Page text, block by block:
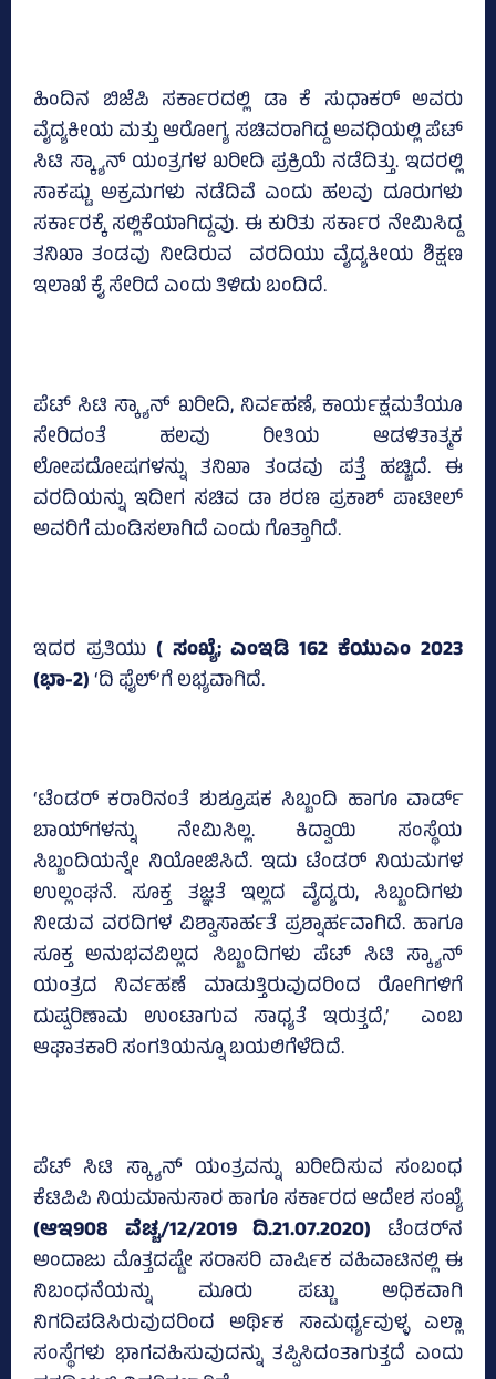
ಹಿಂದಿನ ಬಿಜೆಪಿ ಸರ್ಕಾರದಲ್ಲಿ ಡಾ ಕೆ ಸುಧಾಕರ್‌ ಅವರು
ವೈದ್ಯಕೀಯ ಮತ್ತು ಆರೋಗ್ಯ ಸಚಿವರಾಗಿದ್ದ ಅವಧಿಯಲ್ಲಿ ಪೆಟ್‌
ಸಿಟಿ ಸ್ಕ್ಯಾನ್‌ ಯಂತ್ರಗಳ ಖರೀದಿ ಪ್ರಕ್ರಿಯೆ ನಡೆದಿತ್ತು. ಇದರಲ್ಲಿ
ಸಾಕಷ್ಟು ಅಕ್ರಮಗಳು ನಡೆದಿವೆ ಎಂದು ಹಲವು ದೂರುಗಳು
ಸರ್ಕಾರಕ್ಕೆ ಸಲ್ಲಿಕೆಯಾಗಿದ್ದವು. ಈ ಕುರಿತು ಸರ್ಕಾರ ನೇಮಿಸಿದ್ದ
ತನಿಖಾ ತಂಡವು ನೀಡಿರುವ ವರದಿಯು ವೈದ್ಯಕೀಯ ಶಿಕ್ಷಣ
ಇಲಾಖೆ ಕೈ ಸೇರಿದೆ ಎಂದು ತಿಳಿದು ಬಂದಿದೆ.
ಪೆಟ್‌ ಸಿಟಿ ಸ್ಕ್ಯಾನ್‌ ಖರೀದಿ, ನಿರ್ವಹಣೆ, ಕಾರ್ಯಕ್ಷಮತೆಯೂ
ಸೇರಿದಂತೆ ಹಲವು ರೀತಿಯ ಆಡಳಿತಾತ್ಮಕ
ಲೋಪದೋಷಗಳನ್ನು ತನಿಖಾ ತಂಡವು ಪತ್ತೆ ಹಚ್ಚಿದೆ. ಈ
ವರದಿಯನ್ನು ಇದೀಗ ಸಚಿವ ಡಾ ಶರಣ ಪ್ರಕಾಶ್ ಪಾಟೀಲ್‌
ಅವರಿಗೆ ಮಂಡಿಸಲಾಗಿದೆ ಎಂದು ಗೊತ್ತಾಗಿದೆ.
ಇದರ ಪ್ರತಿಯು ( ಸಂಖ್ಯೆ; ಎಂಇಡಿ 162 ಕೆಯುಎಂ 2023
(ಭಾ-2)‘ದಿ ಫೈಲ್‌’ಗೆ ಲಭ್ಯವಾಗಿದೆ.
‘ಟೆಂಡರ್‌ ಕರಾರಿನಂತೆ ಶುಶ್ರೂಷಕ ಸಿಬ್ಬಂದಿ ಹಾಗೂ ವಾರ್ಡ್‌
ಬಾಯ್‌ಗಳನ್ನು ನೇಮಿಸಿಲ್ಲ. ಕಿದ್ವಾಯಿ ಸಂಸ್ಥೆಯ
ಸಿಬ್ಬಂದಿಯನ್ನೇ ನಿಯೋಜಿಸಿದೆ. ಇದು ಟೆಂಡರ್‌ ನಿಯಮಗಳ
ಉಲ್ಲಂಘನೆ. ಸೂಕ್ತ ತಜ್ಞತೆ ಇಲ್ಲದ ವೈದ್ಯರು, ಸಿಬ್ಬಂದಿಗಳು
ನೀಡುವ ವರದಿಗಳ ವಿಶ್ವಾಸಾರ್ಹತೆ ಪ್ರಶ್ನಾರ್ಹವಾಗಿದೆ. ಹಾಗೂ
ಸೂಕ್ತ ಅನುಭವವಿಲ್ಲದ ಸಿಬ್ಬಂದಿಗಳು ಪೆಟ್‌ ಸಿಟಿ ಸ್ಕ್ಯಾನ್‌
ಯಂತ್ರದ ನಿರ್ವಹಣೆ ಮಾಡುತ್ತಿರುವುದರಿಂದ ರೋಗಿಗಳಿಗೆ
ದುಷ್ಪರಿಣಾಮ ಉಂಟಾಗುವ ಸಾಧ್ಯತೆ ಇರುತ್ತದೆ,’ ಎಂಬ
ಆಘಾತಕಾರಿ ಸಂಗತಿಯನ್ನೂ ಬಯಲಿಗೆಳೆದಿದೆ.
ಪೆಟ್‌ ಸಿಟಿ ಸ್ಕ್ಯಾನ್‌ ಯಂತ್ರವನ್ನು ಖರೀದಿಸುವ ಸಂಬಂಧ
ಕೆಟಿಪಿಪಿ ನಿಯಮಾನುಸಾರ ಹಾಗೂ ಸರ್ಕಾರದ ಆದೇಶ ಸಂಖ್ಯೆ
(ಆಇ908 ವೆಚ್ಚ/12/2019 ದಿ.21.07.2020) ಟೆಂಡರ್‌ನ
ಅಂದಾಜು ಮೊತ್ತದಷ್ಟೇ ಸರಾಸರಿ ವಾರ್ಷಿಕ ವಹಿವಾಟಿನಲ್ಲಿ ಈ
ನಿಬಂಧನೆಯನ್ನು ಮೂರು ಪಟ್ಟು ಅಧಿಕವಾಗಿ
ನಿಗದಿಪಡಿಸಿರುವುದರಿಂದ ಅರ್ಥಿಕ ಸಾಮರ್ಥ್ಯವುಳ್ಳ ಎಲ್ಲಾ
ಸಂಸ್ಥೆಗಳು ಭಾಗವಹಿಸುವುದನ್ನು ತಪ್ಪಿಸಿದಂತಾಗುತ್ತದೆ ಎಂದು